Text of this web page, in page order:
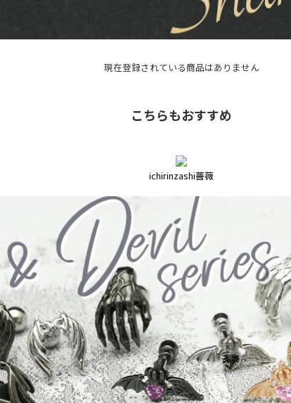
現在登録されている商品はありません
こちらもおすすめ
ichirinzashi薔薇